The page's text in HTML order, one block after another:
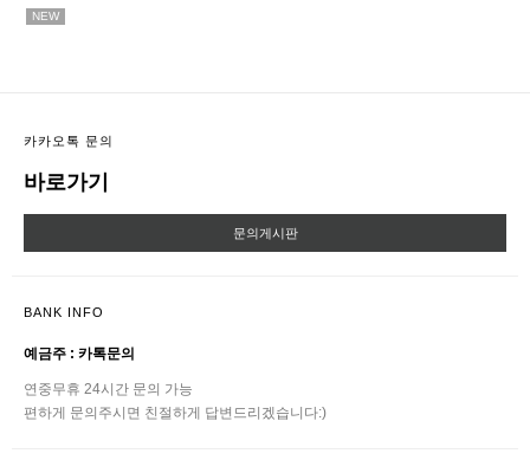
NEW
카카오톡 문의
바로가기
문의게시판
BANK INFO
예금주 : 카톡문의
연중무휴 24시간 문의 가능
편하게 문의주시면 친절하게 답변드리겠습니다:)